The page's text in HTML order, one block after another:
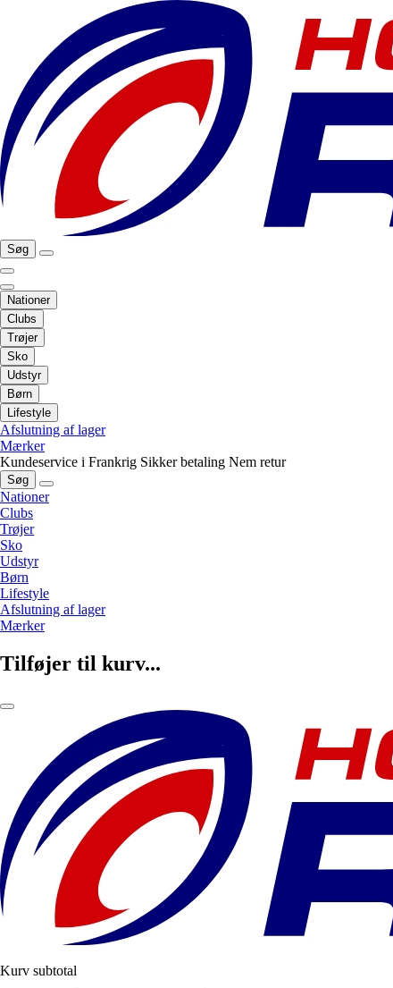
Søg
Nationer
Clubs
Trøjer
Sko
Udstyr
Børn
Lifestyle
Afslutning af lager
Mærker
Kundeservice i Frankrig Sikker betaling Nem retur
Søg
Nationer
Clubs
Trøjer
Sko
Udstyr
Børn
Lifestyle
Afslutning af lager
Mærker
Tilføjer til kurv...
Kurv subtotal